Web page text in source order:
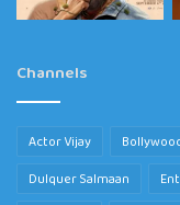
Channels
Actor Vijay
Dulquer Salmaan